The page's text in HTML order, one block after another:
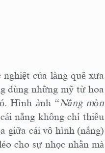
của làng quê xưa
dùng những mỹ từ hoa
Hình ảnh “Nắng mòn
nắng không chỉ thiêu
giữa cái vô hình (nắng)
cho sự nhọc nhằn mà